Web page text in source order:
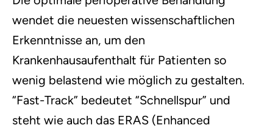
wendet die neuesten wissenschaftlichen
Erkenntnisse an, um den
Krankenhausaufenthalt für Patienten so
wenig belastend wie möglich zu gestalten.
“Fast-Track” bedeutet “Schnellspur” und
steht wie auch das ERAS (Enhanced